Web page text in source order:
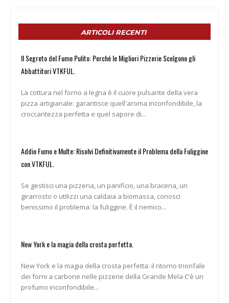
ARTICOLI RECENTI
Il Segreto del Fumo Pulito: Perché le Migliori Pizzerie Scelgono gli
Abbattitori VTKFUL.
La cottura nel forno a legna è il cuore pulsante della vera
pizza artigianale: garantisce quell'aroma inconfondibile, la
croccantezza perfetta e quel sapore di...
Addio Fumo e Multe: Risolvi Definitivamente il Problema della Fuliggine
con VTKFUL.
Se gestisci una pizzeria, un panificio, una braceria, un
girarrosto o utilizzi una caldaia a biomassa, conosci
benissimo il problema: la fuliggine. È il nemico...
New York e la magia della crosta perfetta.
New York e la magia della crosta perfetta: il ritorno trionfale
dei forni a carbone nelle pizzerie della Grande Mela C’è un
profumo inconfondibile...